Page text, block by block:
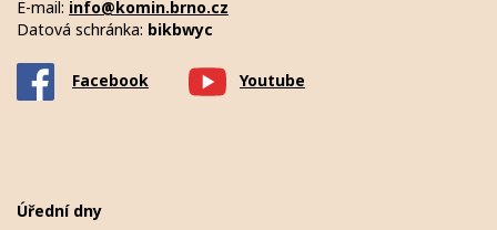
E-mail: info@komin.brno.cz
Datová schránka: bikbwyc
Facebook Youtube
Úřední dny